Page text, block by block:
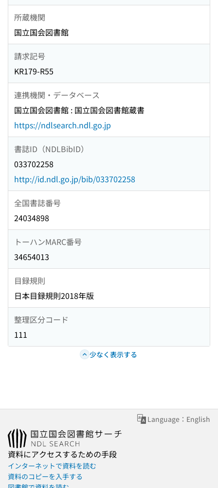
所蔵機関
国立国会図書館
請求記号
KR179-R55
連携機関・データベース
国立国会図書館 : 国立国会図書館蔵書
https://ndlsearch.ndl.go.jp
書誌ID（NDLBibID）
033702258
http://id.ndl.go.jp/bib/033702258
全国書誌番号
24034898
トーハンMARC番号
34654013
目録規則
日本目録規則2018年版
整理区分コード
111
少なく表示する
Language：English
資料にアクセスするための手段
インターネットで資料を読む
資料のコピーを入手する